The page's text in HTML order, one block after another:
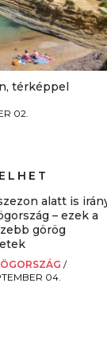
térképpel
02.
alatt is
– ezek a
görög
/
04.